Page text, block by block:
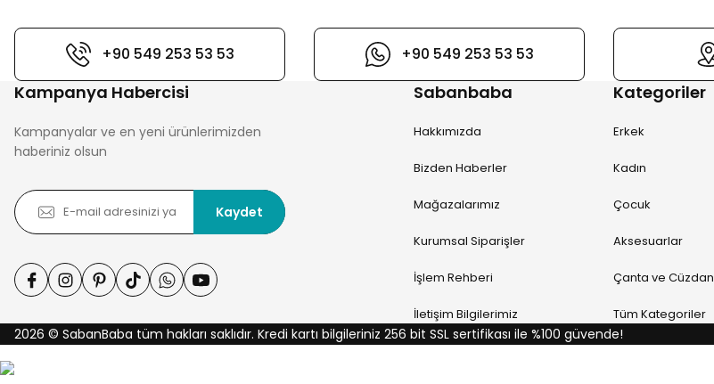
+90 549 253 53 53 +90 549 253 53 53
Kampanya Habercisi
Kampanyalar ve en yeni ürünlerimizden
haberiniz olsun
Kaydet
Sabanbaba
Hakkımızda
Bizden Haberler
Mağazalarımız
Kurumsal Siparişler
İşlem Rehberi
İletişim Bilgilerimiz
Kategoriler
Erkek
Kadın
Çocuk
Aksesuarlar
Çanta ve Cüzdan
Tüm Kategoriler
2026 © SabanBaba tüm hakları saklıdır. Kredi kartı bilgileriniz 256 bit SSL sertifikası ile %100 güvende!